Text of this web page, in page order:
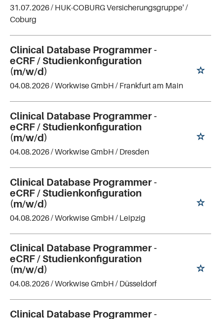
31.07.2026 / HUK-COBURG Versicherungsgruppe' /
Coburg
Clinical Database Programmer -
eCRF / Studienkonfiguration
(m/w/d)
04.08.2026 /Workwise GmbH / Frankfurt am Main
Clinical Database Programmer -
eCRF / Studienkonfiguration
(m/w/d)
04.08.2026 /Workwise GmbH / Dresden
Clinical Database Programmer -
eCRF / Studienkonfiguration
(m/w/d)
04.08.2026 /Workwise GmbH / Leipzig
Clinical Database Programmer -
eCRF / Studienkonfiguration
(m/w/d)
04.08.2026 /Workwise GmbH / Düsseldorf
Clinical Database Programmer -